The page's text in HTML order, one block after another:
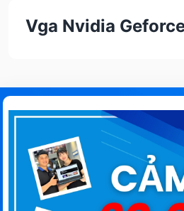
Vga Nvidia